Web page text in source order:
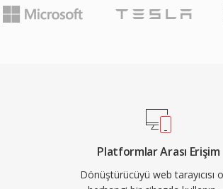
kaybıdır: MP3 veya
asla bozmaz. Bir
iş akışlarına
hızlarını ve bit
çok kayıpsız
endüstrisi genelinde
Platformlar Arası Erişim
Dönüştürücüyü web tarayıcısı